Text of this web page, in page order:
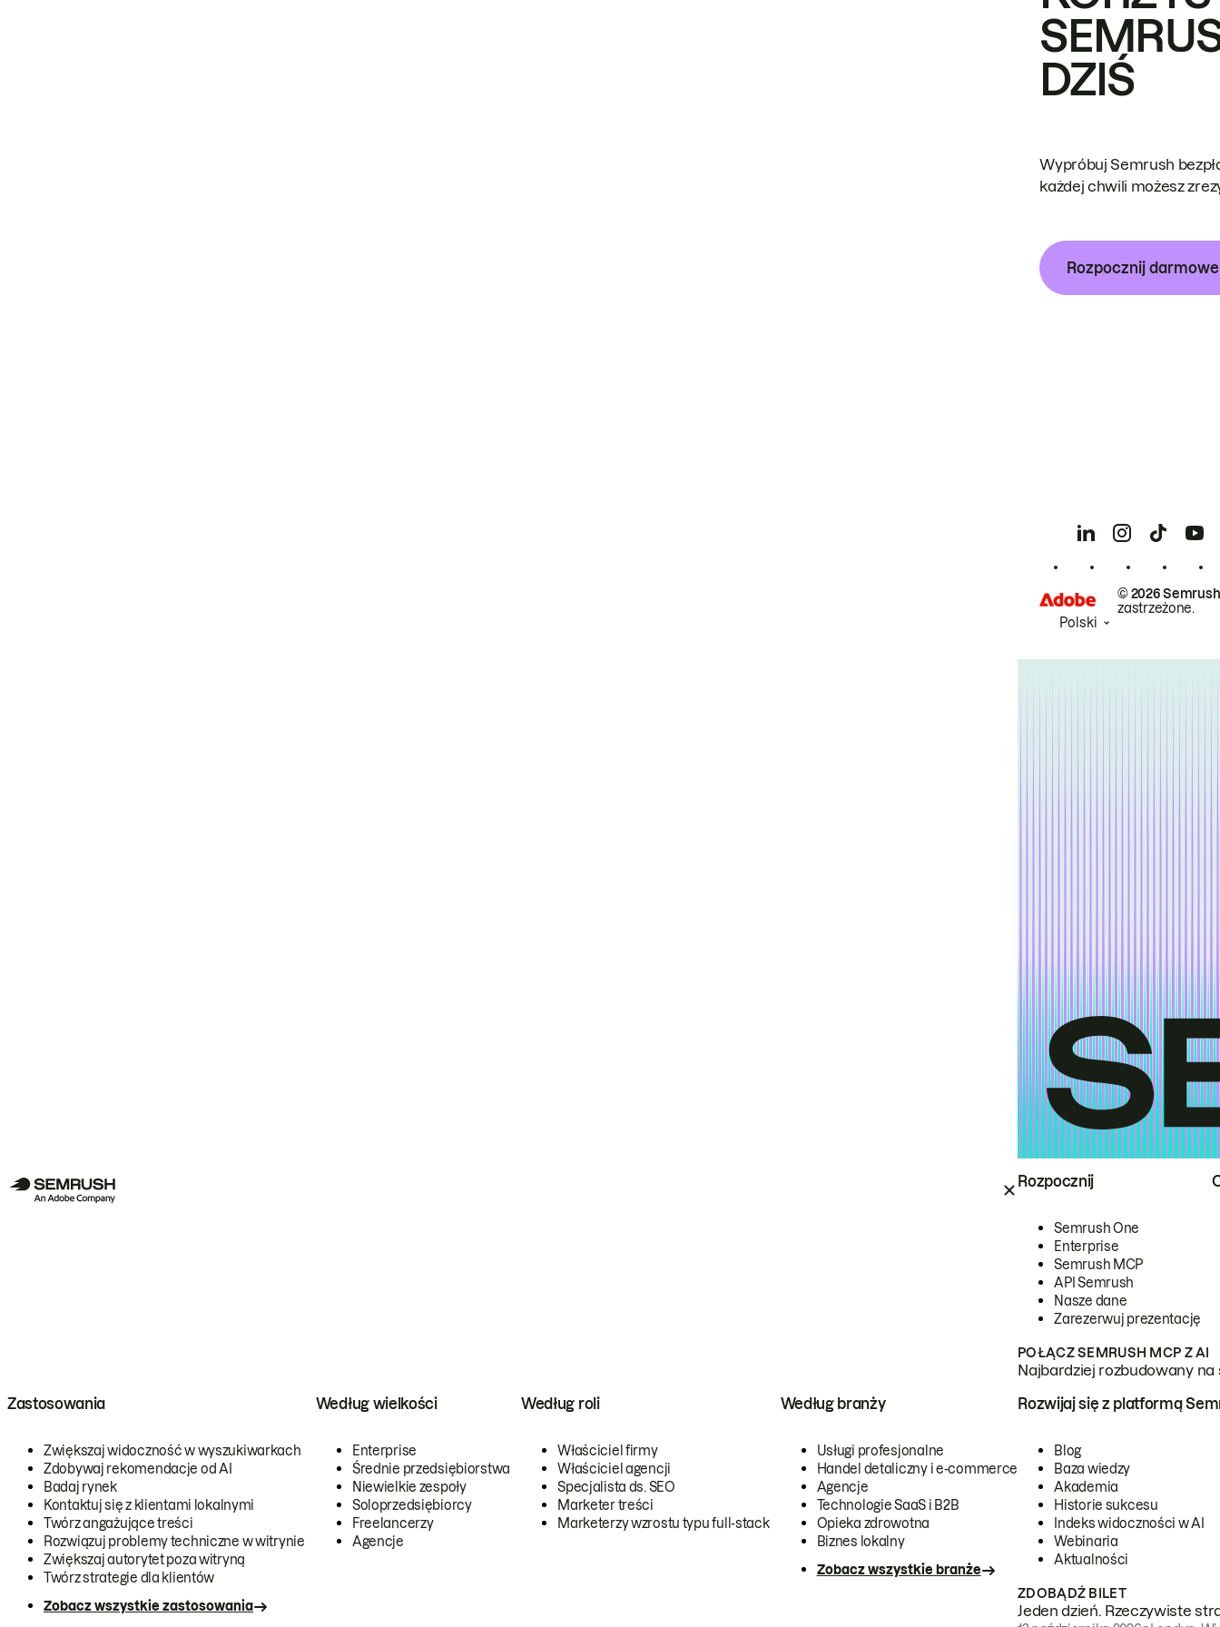
Rozpocznij
Semrush One
Enterprise
Semrush MCP
API Semrush
Nasze dane
Zarezerwuj prezentację
POŁĄCZ SEMRUSH MCP Z AI
Najbardziej rozbudowany
Zastosowania
Zwiększaj widoczność w wyszukiwarkach
Zdobywaj rekomendacje od AI
Badaj rynek
Kontaktuj się z klientami lokalnymi
Twórz angażujące treści
Rozwiązuj problemy techniczne w witrynie
Zwiększaj autorytet poza witryną
Twórz strategie dla klientów
Zobacz wszystkie zastosowania
Według wielkości
Enterprise
Średnie przedsiębiorstwa
Niewielkie zespoły
Soloprzedsiębiorcy
Freelancerzy
Agencje
Według roli
Właściciel firmy
Właściciel agencji
Specjalista ds. SEO
Marketer treści
Marketerzy wzrostu typu full-stack
Według branży
Usługi profesjonalne
Handel detaliczny i e-commerce
Agencje
Technologie SaaS i B2B
Opieka zdrowotna
Biznes lokalny
Zobacz wszystkie branże
Rozwijaj się z platformą
Blog
Baza wiedzy
Akademia
Historie sukcesu
Indeks widoczności w AI
Webinaria
Aktualności
ZDOBĄDŹ BILET
Jeden dzień. Rzeczywiste
DZIŚ
Wypróbuj Semrush
każdej chwili możesz
Rozpocznij
© 2026
zastrzeżone.
Polski